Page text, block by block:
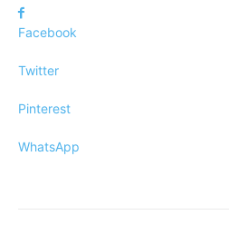
Facebook
Twitter
Pinterest
WhatsApp